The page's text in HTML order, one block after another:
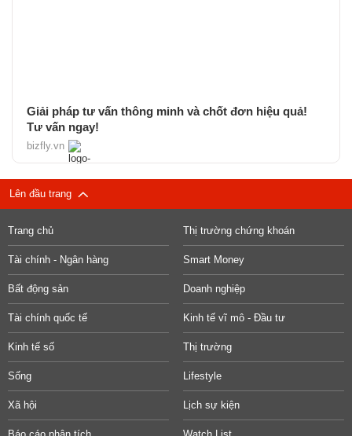
Giải pháp tư vấn thông minh và chốt đơn hiệu quả!
Tư vấn ngay!
bizfly.vn
Lên đầu trang
Trang chủ Thị trường chứng khoán
Tài chính - Ngân hàng Smart Money
Bất động sản Doanh nghiệp
Tài chính quốc tế Kinh tế vĩ mô - Đầu tư
Kinh tế số Thị trường
Sống Lifestyle
Xã hội Lịch sự kiện